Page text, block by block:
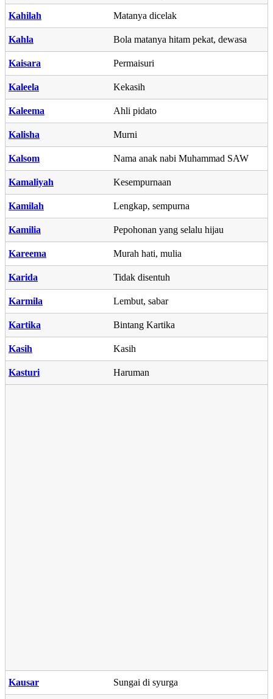
Kahilah Matanya dicelak
Kahla Bola matanya hitam pekat, dewasa
Kaisara Permaisuri
Kaleela Kekasih
Kaleema Ahli pidato
Kalisha Murni
Kalsom Nama anak nabi Muhammad SAW
Kamaliyah Kesempurnaan
Kamilah Lengkap, sempurna
Kamilia Pepohonan yang selalu hijau
Kareema Murah hati, mulia
Karida Tidak disentuh
Karmila Lembut, sabar
Kartika Bintang Kartika
Kasih Kasih
Kasturi Haruman
Kausar Sungai di syurga